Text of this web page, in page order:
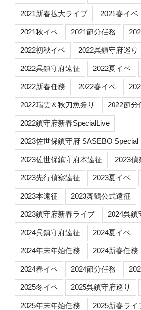
2021新春拡大ライブ 2021春イベ
2021秋イベ 2021節分任務
2022初秋イベ 2022呉鎮守府巡り
2022呉鎮守府遠征 2022夏イベ
2022新春任務 2022春イベ
2022瑞雲＆秋刀魚祭り 2022節分
2022鎮守府新春SpecialLive
2023佐世保鎮守府 SASEBO Special
2023佐世保鎮守府本遠征 2023偵
2023先行偵察遠征 2023夏イベ
2023本遠征 2023舞鶴公式遠征
2023鎮守府新春ライブ 2024呉鎮
2024呉鎮守府遠征 2024夏イベ
2024年末年始任務 2024新春任務
2024春イベ 2024節分任務
2025冬イベ 2025呉鎮守府巡り
2025年末年始任務 2025新春ライ